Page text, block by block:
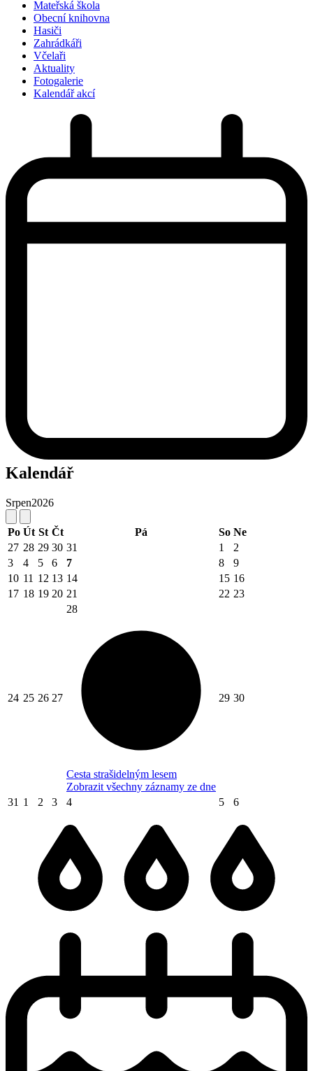
Mateřská škola
Obecní knihovna
Hasiči
Zahrádkáři
Včelaři
Aktuality
Fotogalerie
Kalendář akcí
Kalendář
Srpen2026
Po Út St Čt Pá So Ne
27 28 29 30 31 1
2
3
4 5 6 7 8
9
10 11 12 13 14 15 16
17 18 19 20 21 22 23
24 25 26 27
28
Cesta strašidelným lesem
Zobrazit všechny záznamy ze dne
29 30
31 1 2 3 4 5 6